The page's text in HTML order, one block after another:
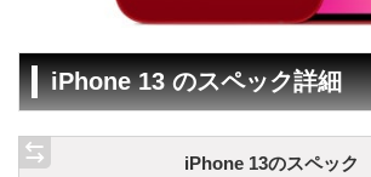
iPhone 13 のスペック詳細
iPhone 13のスペック